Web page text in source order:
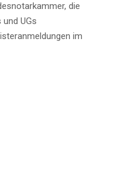
die
UGs
im